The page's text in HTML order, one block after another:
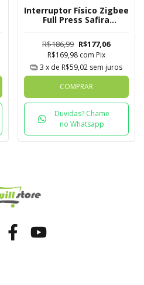
Interruptor Físico Zigbee
Full Press Safira
Botões
R$186,99 R$177,06
R$169,98 com Pix
3 x de R$59,02 sem juros
COMPRAR
Duvidas? Chame
no Whatsapp